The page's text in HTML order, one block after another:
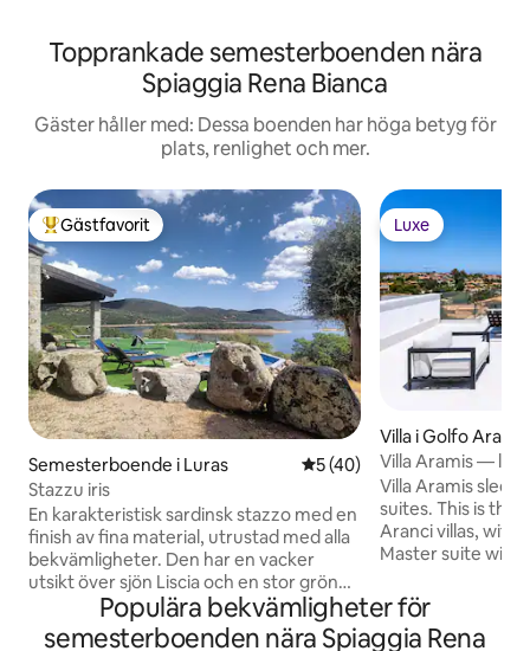
Topprankade semesterboenden nära
Spiaggia Rena Bianca
Gäster håller med: Dessa boenden har höga betyg för
plats, renlighet och mer.
Populär gästfavorit
Gästfavorit
Semesterboende i Luras 5 av 5 i genomsnittligt
5 (40)
Stazzu iris
En karakteristisk sardinsk stazzo med en
finish av fina material, utrustad med alla
bekvämligheter. Den har en vacker
utsikt över sjön Liscia och en stor grön
yta där man kan koppla av i flera dagar.
Den är idealisk för dem som fiskar eller
Luxe
Luxe
Villa i Golfo Aranci
Villa Aramis — lift,
beach
Villa Aramis
suites. This is the
Aranci villas, with
Master suite with
guest WCs -
outdoor kitchen,
Populära bekvämligheter för
semesterboenden nära Spiaggia Rena